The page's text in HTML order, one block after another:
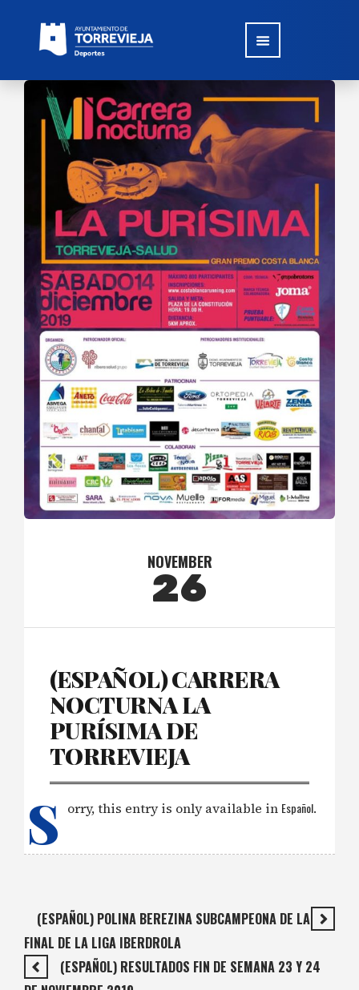
NOVEMBER
26
(ESPAÑOL) CARRERA
NOCTURNA LA
PURÍSIMA DE
TORREVIEJA
S orry, this entry is only available in Español.
(ESPAÑOL) POLINA BEREZINA SUBCAMPEONA DE LA
FINAL DE LA LIGA IBERDROLA
(ESPAÑOL) RESULTADOS FIN DE SEMANA 23 Y 24